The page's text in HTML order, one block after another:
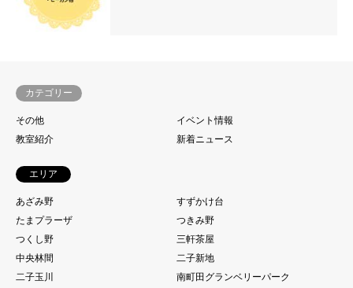
カテゴリー
その他
イベント情報
教室紹介
新着ニュース
エリア
あざみ野
すずかけ台
たまプラーザ
つきみ野
つくし野
三軒茶屋
中央林間
二子新地
二子玉川
南町田グランベリーパーク